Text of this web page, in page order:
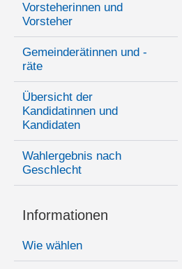
Vorsteherinnen und
Vorsteher
Gemeinderätinnen und -
räte
Übersicht der
Kandidatinnen und
Kandidaten
Wahlergebnis nach
Geschlecht
Informationen
Wie wählen